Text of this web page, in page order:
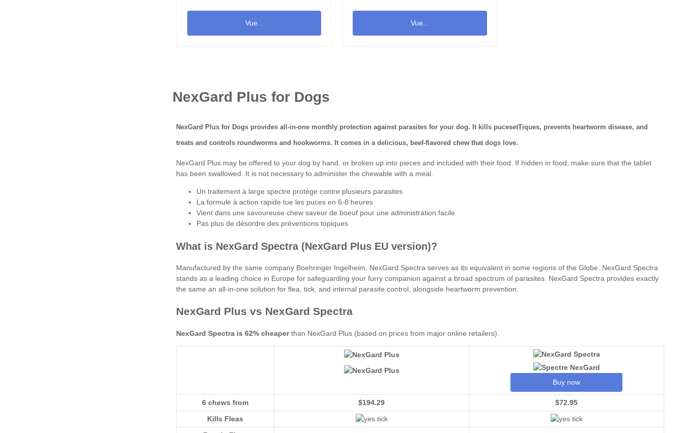
NexGard Plus for Dogs
NexGard Plus for Dogs provides all-in-one monthly protection against parasites for your dog. It kills pucesetTiques, prevents heartworm disease, and
treats and controls roundworms and hookworms. It comes in a delicious, beef-flavored chew that dogs love.
NexGard Plus may be offered to your dog by hand, or broken up into pieces and included with their food. If hidden in food, make sure that the tablet
has been swallowed. It is not necessary to administer the chewable with a meal.
Un traitement à large spectre protège contre plusieurs parasites
La formule à action rapide tue les puces en 6-8 heures
Vient dans une savoureuse chew saveur de boeuf pour une administration facile
Pas plus de désordre des préventions topiques
What is NexGard Spectra (NexGard Plus EU version)?
Manufactured by the same company Boehringer Ingelheim, NexGard Spectra serves as its equivalent in some regions of the Globe. NexGard Spectra
stands as a leading choice in Europe for safeguarding your furry companion against a broad spectrum of parasites. NexGard Spectra provides exactly
the same an all-in-one solution for flea, tick, and internal parasite control, alongside heartworm prevention.
NexGard Plus vs NexGard Spectra
NexGard Spectra is 62% cheaperthan NexGard Plus (based on prices from major online retailers).
Buy now
6 chews from $194.29
$72.95
Kills Fleas
Vue... Vue...